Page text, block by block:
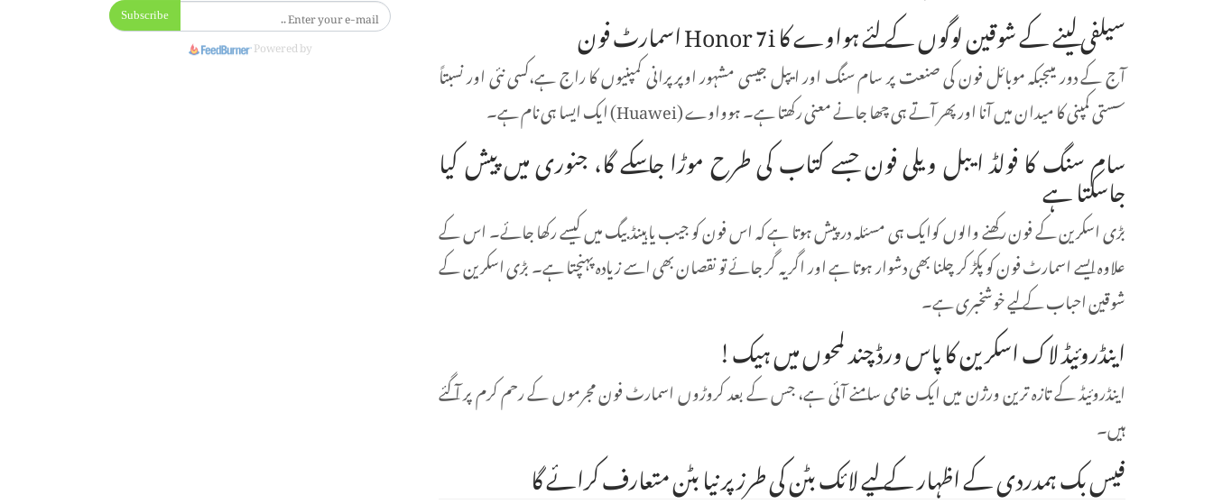
سیلفی لینے کے شوقین لوگوں کے لئے ہواوے کا Honor 7i اسمارٹ فون
آج کے دور میںجبکہ موبائل فون کی صنعت پر سام سنگ اور ایپل جیسی مشہور اوپرپرانی کمپنیوں کا راج ہے،کسی نئی اور نسبتاً
سستی کمپنی کا میدان میں آنا اور پھر آتے ہی چھا جانے معنی رکھتا ہے۔ ہوواوے (Huawei) ایک ایسا ہی نام ہے۔
سام سنگ کا فولڈ ایبل ویلی فون جسے کتاب کی طرح موڑا جاسکے گا، جنوری میں پیش کیا
جاسکتا ہے
بڑی اسکرین کے فون رکھنے والوں کوایک ہی مسئلہ درپیش ہوتا ہے کہ اس فون کو جیب یا ہینڈ بیگ میں کیسے رکھا جائے۔ اس کے
علاوہ ایسے اسمارٹ فون کو پکڑ کر چلنا بھی دشوار ہوتا ہے اور اگر یہ گر جائے تو نقصان بھی اسے زیادہ پہنچتا ہے۔ بڑی اسکرین کے
شوقین احباب کے لیے خوشخبری ہے۔
اینڈروئیڈ لاک اسکرین کا پاس ورڈ چند لمحوں میں ہیک!
اینڈروئیڈ کے تازہ ترین ورژن میں ایک خامی سامنے آئی ہے، جس کے بعد کروڑوں اسمارٹ فون مجرموں کے رحم کرم پر آ گئے
ہیں۔
فیس بک ہمدردی کے اظہار کے لیے لائک بٹن کی طرز پر نیا بٹن متعارف کرائے گا
Subscribe
Powered by